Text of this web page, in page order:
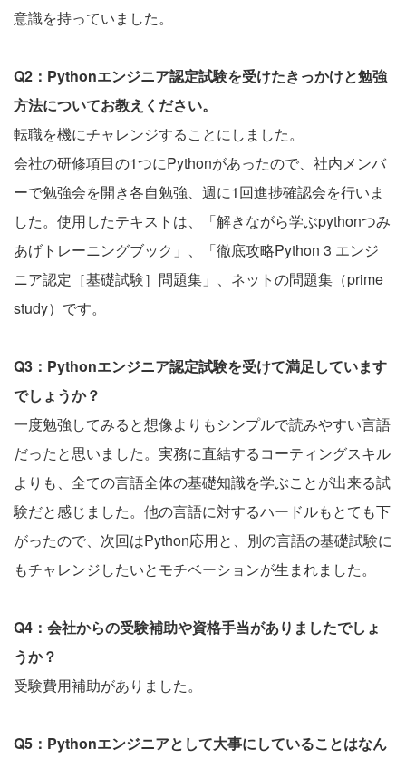
意識を持っていました。
Q2：Pythonエンジニア認定試験を受けたきっかけと勉強
方法についてお教えください。
転職を機にチャレンジすることにしました。
会社の研修項目の1つにPythonがあったので、社内メンバ
ーで勉強会を開き各自勉強、週に1回進捗確認会を行いま
した。使用したテキストは、「解きながら学ぶpythonつみ
あげトレーニングブック」、「徹底攻略Python 3 エンジ
ニア認定［基礎試験］問題集」、ネットの問題集（prime
study）です。
Q3：Pythonエンジニア認定試験を受けて満足しています
でしょうか？
一度勉強してみると想像よりもシンプルで読みやすい言語
だったと思いました。実務に直結するコーティングスキル
よりも、全ての言語全体の基礎知識を学ぶことが出来る試
験だと感じました。他の言語に対するハードルもとても下
がったので、次回はPython応用と、別の言語の基礎試験に
もチャレンジしたいとモチベーションが生まれました。
Q4：会社からの受験補助や資格手当がありましたでしょ
うか？
受験費用補助がありました。
Q5：Pythonエンジニアとして大事にしていることはなん